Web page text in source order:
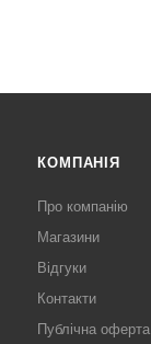
КОМПАНІЯ
Про компанію
Магазини
Відгуки
Контакти
Публічна оферта